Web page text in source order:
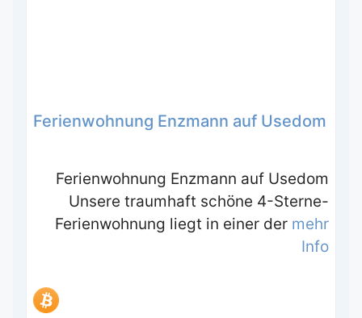
Ferienwohnung Enzmann auf Usedom
Ferienwohnung Enzmann auf Usedom
Unsere traumhaft schöne 4-Sterne-
Ferienwohnung liegt in einer der mehr
Info